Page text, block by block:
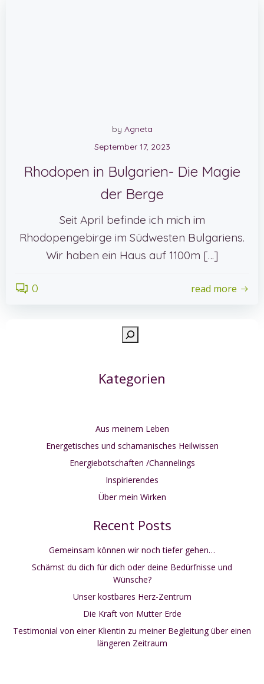
by Agneta
September 17, 2023
Rhodopen in Bulgarien- Die Magie
der Berge
Seit April befinde ich mich im
Rhodopengebirge im Südwesten Bulgariens.
Wir haben ein Haus auf 1100m […]
0 read more
Kategorien
Aus meinem Leben
Energetisches und schamanisches Heilwissen
Energiebotschaften /Channelings
Inspirierendes
Über mein Wirken
Recent Posts
Gemeinsam können wir noch tiefer gehen…
Schämst du dich für dich oder deine Bedürfnisse und
Wünsche?
Unser kostbares Herz-Zentrum
Die Kraft von Mutter Erde
Testimonial von einer Klientin zu meiner Begleitung über einen
längeren Zeitraum